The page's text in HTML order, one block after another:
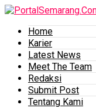
Home
Karier
Latest News
Meet The Team
Redaksi
Submit Post
Tentang Kami